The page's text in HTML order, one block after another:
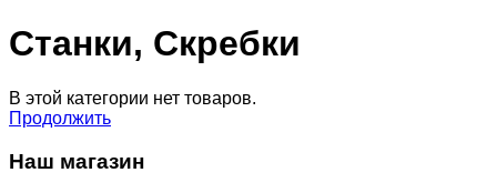
Станки, Скребки
В этой категории нет товаров.
Продолжить
Наш магазин